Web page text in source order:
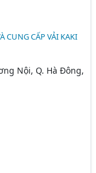
CUNG CẤP VẢI KAKI
Nội, Q. Hà Đông,